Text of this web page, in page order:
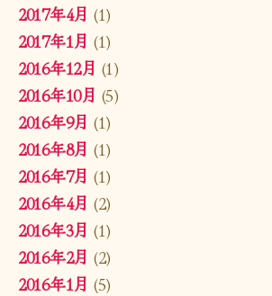
2017年4月 (1)
2017年1月 (1)
2016年12月 (1)
2016年10月 (5)
2016年9月 (1)
2016年8月 (1)
2016年7月 (1)
2016年4月 (2)
2016年3月 (1)
2016年2月 (2)
2016年1月 (5)